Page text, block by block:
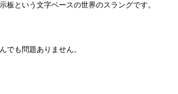
板という文字ベースの世界のスラングです。
でも問題ありません。